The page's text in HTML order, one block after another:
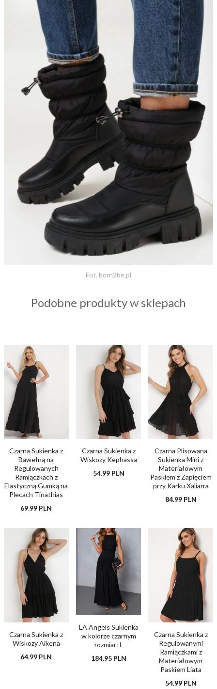
Fot. born2be.pl
Podobne produkty w sklepach
Czarna Sukienka z
Bawełną na
Regulowanych
Ramiączkach z
Elastyczną Gumką na
Plecach Tinathias
69.99 PLN
Czarna Sukienka z
Wiskozy Kephassa
54.99 PLN
Czarna Plisowana
Sukienka Mini z
Materiałowym
Paskiem z Zapięciem
przy Karku Xaliarra
84.99 PLN
Czarna Sukienka z
Wiskozy Aikena
64.99 PLN
LA Angels Sukienka
w kolorze czarnym
rozmiar: L
184.95 PLN
Czarna Sukienka z
Regulowanymi
Ramiączkami z
Materiałowym
Paskiem Liata
54.99 PLN